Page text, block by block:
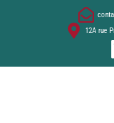
12A rue